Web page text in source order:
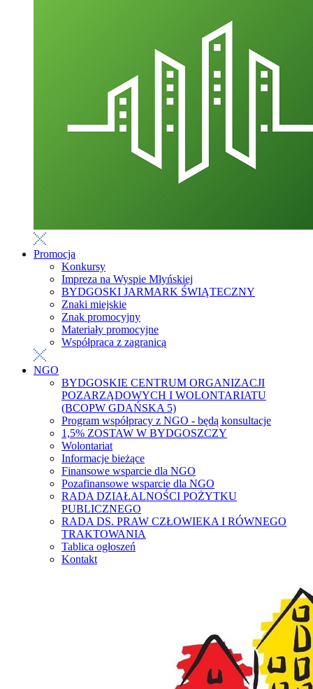
Promocja
Konkursy
Impreza na Wyspie Młyńskiej
BYDGOSKI JARMARK ŚWIĄTECZNY
Znaki miejskie
Znak promocyjny
Materiały promocyjne
Współpraca z zagranicą
NGO
BYDGOSKIE CENTRUM ORGANIZACJI
POZARZĄDOWYCH I WOLONTARIATU
(BCOPW GDAŃSKA 5)
Program współpracy z NGO - będą konsultacje
1,5% ZOSTAW W BYDGOSZCZY
Wolontariat
Informacje bieżące
Finansowe wsparcie dla NGO
Pozafinansowe wsparcie dla NGO
RADA DZIAŁALNOŚCI POŻYTKU
PUBLICZNEGO
RADA DS. PRAW CZŁOWIEKA I RÓWNEGO
TRAKTOWANIA
Tablica ogłoszeń
Kontakt